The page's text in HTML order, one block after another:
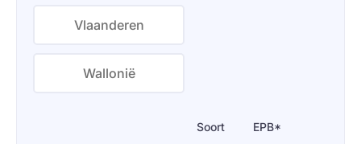
Vlaanderen
Wallonië
Soort
EPB*